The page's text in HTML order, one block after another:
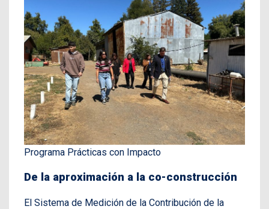
Programa Prácticas con Impacto
De la aproximación a la co-construcción
El Sistema de Medición de la Contribución de la